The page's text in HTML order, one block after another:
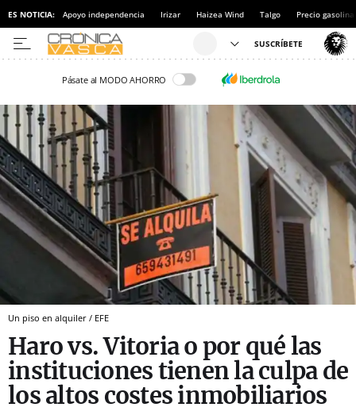
ES NOTICIA: Apoyo independencia Irizar Haizea Wind Talgo Precio gasolina
Pásate al MODO AHORRO
Un piso en alquiler / EFE
Haro vs. Vitoria o por qué las
instituciones tienen la culpa de
los altos costes inmobiliarios